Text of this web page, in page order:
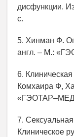
дисфункции.
с.
5. Хинман Ф.
англ. – М.:
6.
Комхаира Ф,
7.
Клиническое